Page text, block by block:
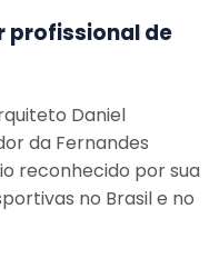
profissional de
Daniel
da Fernandes
reconhecido por sua
no Brasil e no